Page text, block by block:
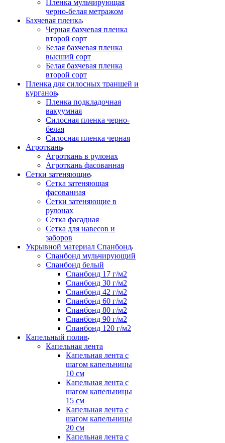
Пленка мульчирующая
черно-белая метражом
Бахчевая пленка
Черная бахчевая пленка
второй сорт
Белая бахчевая пленка
высший сорт
Белая бахчевая пленка
второй сорт
Пленка для силосных траншей и
курганов
Пленка подкладочная
вакуумная
Силосная пленка черно-
белая
Силосная пленка черная
Агроткань
Агроткань в рулонах
Агроткань фасованная
Сетки затеняющие
Сетка затеняющая
фасованная
Сетки затеняющие в
рулонах
Сетка фасадная
Сетка для навесов и
заборов
Укрывной материал Спанбонд
Спанбонд мульчирующий
Спанбонд белый
Спанбонд 17 г/м2
Спанбонд 30 г/м2
Спанбонд 42 г/м2
Спанбонд 60 г/м2
Спанбонд 80 г/м2
Спанбонд 90 г/м2
Спанбонд 120 г/м2
Капельный полив
Капельная лента
Капельная лента с
шагом капельницы
10 см
Капельная лента с
шагом капельницы
15 см
Капельная лента с
шагом капельницы
20 см
Капельная лента с